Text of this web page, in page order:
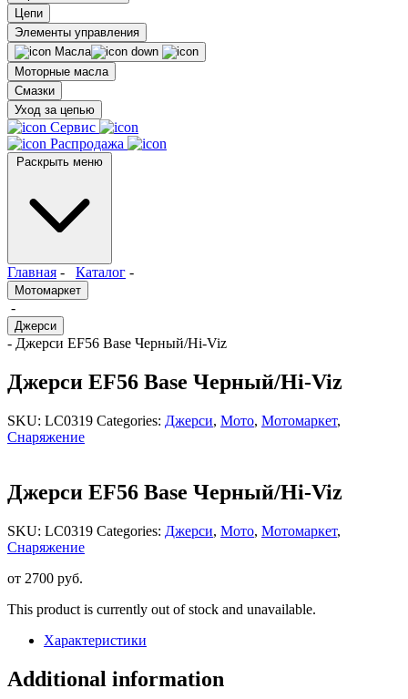
Цепи
Элементы управления
Масла
Моторные масла
Смазки
Уход за цепью
Сервис
Распродажа
Главная - Каталог -
Мотомаркет
-
Джерси
- Джерси EF56 Base Черный/Hi-Viz
Джерси EF56 Base Черный/Hi-Viz
SKU: LC0319 Categories: Джерси, Мото, Мотомаркет,
Снаряжение
Джерси EF56 Base Черный/Hi-Viz
SKU: LC0319 Categories: Джерси, Мото, Мотомаркет,
Снаряжение
от 2700 руб.
This product is currently out of stock and unavailable.
Характеристики
Additional information